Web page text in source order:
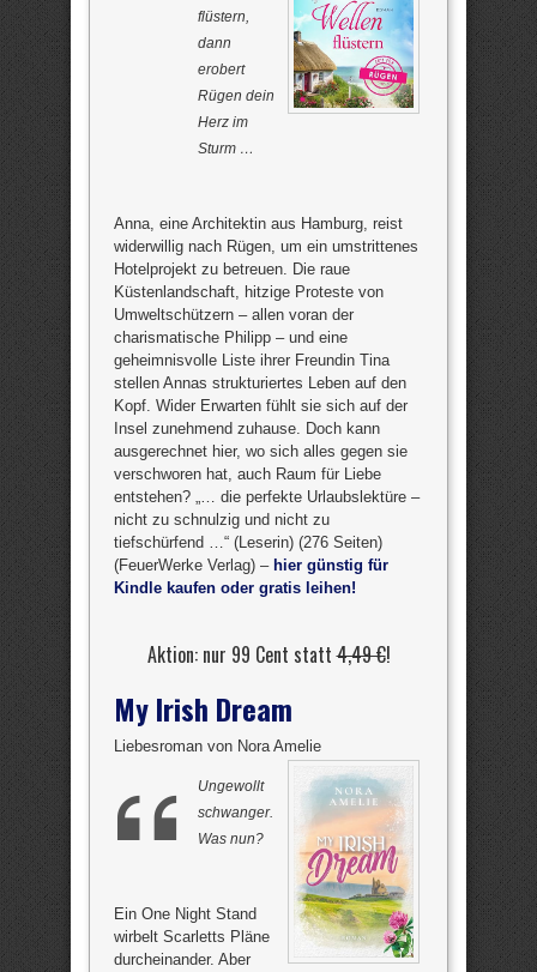
flüstern,
dann
erobert
Rügen dein
Herz im
Sturm …
Anna, eine Architektin aus Hamburg, reist
widerwillig nach Rügen, um ein umstrittenes
Hotelprojekt zu betreuen. Die raue
Küstenlandschaft, hitzige Proteste von
Umweltschützern – allen voran der
charismatische Philipp – und eine
geheimnisvolle Liste ihrer Freundin Tina
stellen Annas strukturiertes Leben auf den
Kopf. Wider Erwarten fühlt sie sich auf der
Insel zunehmend zuhause. Doch kann
ausgerechnet hier, wo sich alles gegen sie
verschworen hat, auch Raum für Liebe
entstehen? „… die perfekte Urlaubslektüre –
nicht zu schnulzig und nicht zu
tiefschürfend …“ (Leserin) (276 Seiten)
(FeuerWerke Verlag) – hier günstig für
Kindle kaufen oder gratis leihen!
Aktion: nur 99 Cent statt4,49 €!
My Irish Dream
Liebesroman von Nora Amelie
Ungewollt
schwanger.
Was nun?
Ein One Night Stand
wirbelt Scarletts Pläne
durcheinander. Aber